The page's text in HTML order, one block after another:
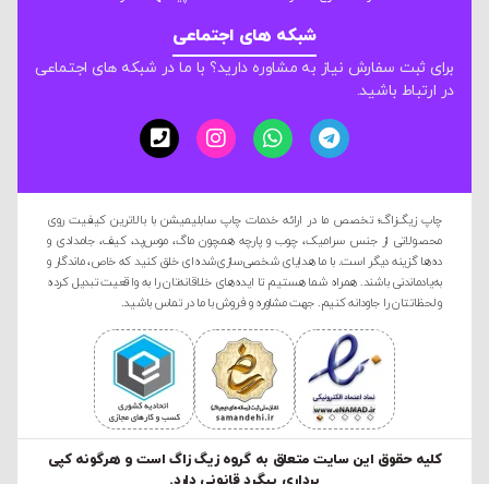
شبکه های اجتماعی
برای ثبت سفارش نیاز به مشاوره دارید؟ با ما در شبکه های اجتماعی
در ارتباط باشید.
چاپ زیگ‌زاگ؛ تخصص ما در ارائه خدمات چاپ سابلیمیشن با بالاترین کیفیت روی
محصولاتی از جنس سرامیک، چوب و پارچه همچون ماگ، موس‌پد، کیف، جامدادی و
ده‌ها گزینه دیگر است. با ما هدایای شخصی‌سازی‌شده‌ای خلق کنید که خاص، ماندگار و
به‌یادماندنی باشند. همراه شما هستیم تا ایده‌های خلاقانه‌تان را به واقعیت تبدیل کرده
و لحظاتتان را جاودانه کنیم. جهت مشاوره و فروش با ما در تماس باشید.
کليه حقوق این سایت متعلق به گروه زیگ زاگ است و هرگونه کپی